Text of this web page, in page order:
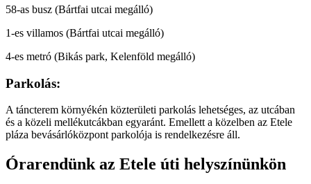
58-as busz (Bártfai utcai megálló)
1-es villamos (Bártfai utcai megálló)
4-es metró (Bikás park, Kelenföld megálló)
Parkolás:
A táncterem környékén közterületi parkolás lehetséges, az utcában
és a közeli mellékutcákban egyaránt. Emellett a közelben az Etele
pláza bevásárlóközpont parkolója is rendelkezésre áll.
Órarendünk az Etele úti helyszínünkön